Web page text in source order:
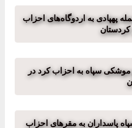
پهپادی به اردوگاه‌های احزاب
کردستان
موشکی سپاه به احزاب کرد در
پاسداران به مقرهای احزاب